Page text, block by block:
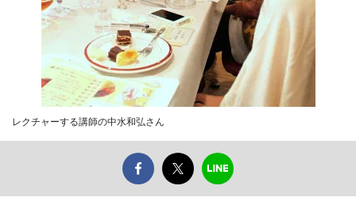
レクチャーする講師の中水和弘さん